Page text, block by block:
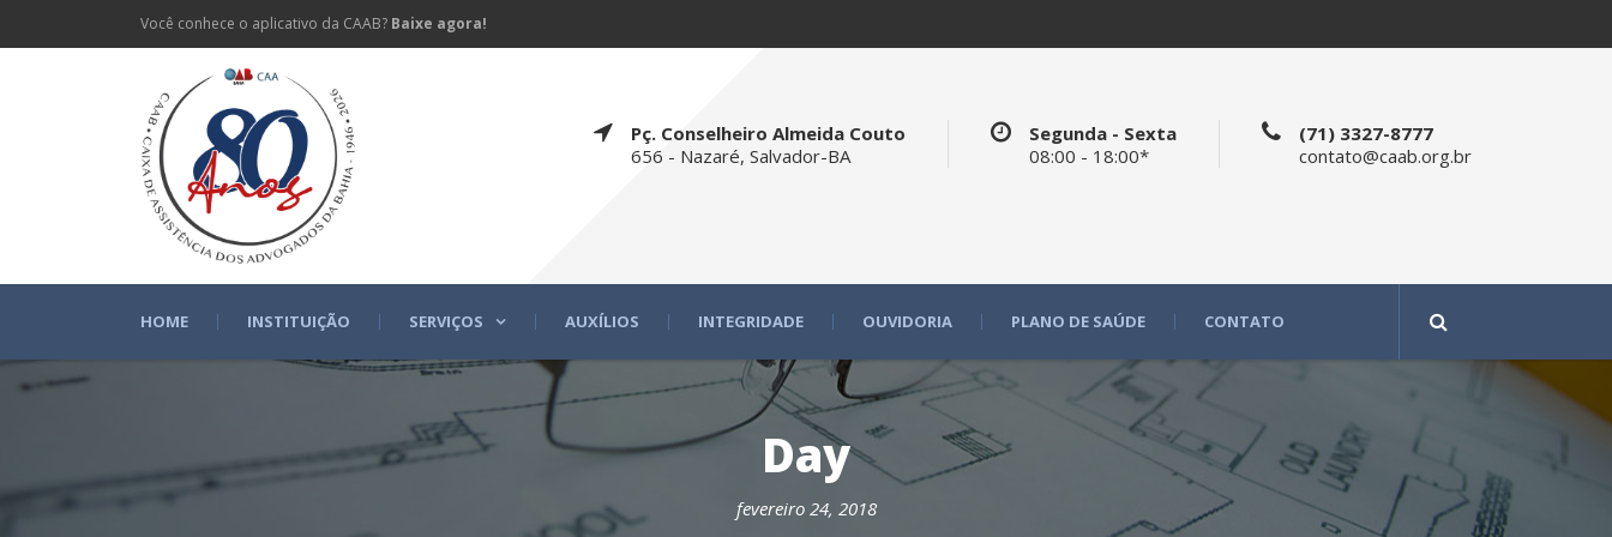
Você conhece o aplicativo da CAAB? Baixe agora!
Pç. Conselheiro Almeida Couto
656 - Nazaré, Salvador-BA
Segunda - Sexta
08:00 - 18:00*
(71) 3327-8777
contato@caab.org.br
HOME INSTITUIÇÃO SERVIÇOS AUXÍLIOS INTEGRIDADE OUVIDORIA PLANO DE SAÚDE CONTATO
Day
fevereiro 24, 2018